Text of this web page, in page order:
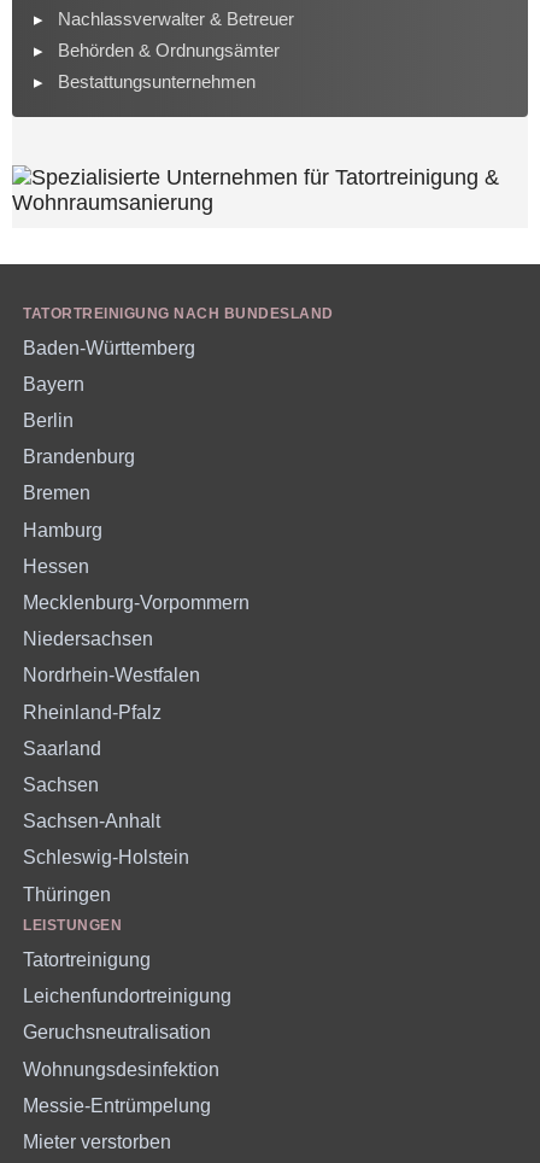
Nachlassverwalter & Betreuer
Behörden & Ordnungsämter
Bestattungsunternehmen
TATORTREINIGUNG NACH BUNDESLAND
Baden-Württemberg
Bayern
Berlin
Brandenburg
Bremen
Hamburg
Hessen
Mecklenburg-Vorpommern
Niedersachsen
Nordrhein-Westfalen
Rheinland-Pfalz
Saarland
Sachsen
Sachsen-Anhalt
Schleswig-Holstein
Thüringen
LEISTUNGEN
Tatortreinigung
Leichenfundortreinigung
Geruchsneutralisation
Wohnungsdesinfektion
Messie-Entrümpelung
Mieter verstorben